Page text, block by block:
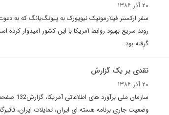
۲۰ آذر ۱۳۸۶
سفر ارکستر فیلارمونیک نیویورک به پیونگ‌یانگ که به
روند سریع بهبود روابط آمریکا با این کشور امیدوار
گرفته بود.
نقدی بر یک گزارش
۲۰ آذر ۱۳۸۶
سازمان
وضعیت جاری برنامه هسته ای ایران، تمایلات ایران،